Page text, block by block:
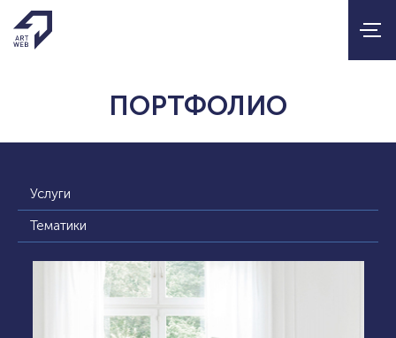
ПОРТФОЛИО
Услуги
Тематики